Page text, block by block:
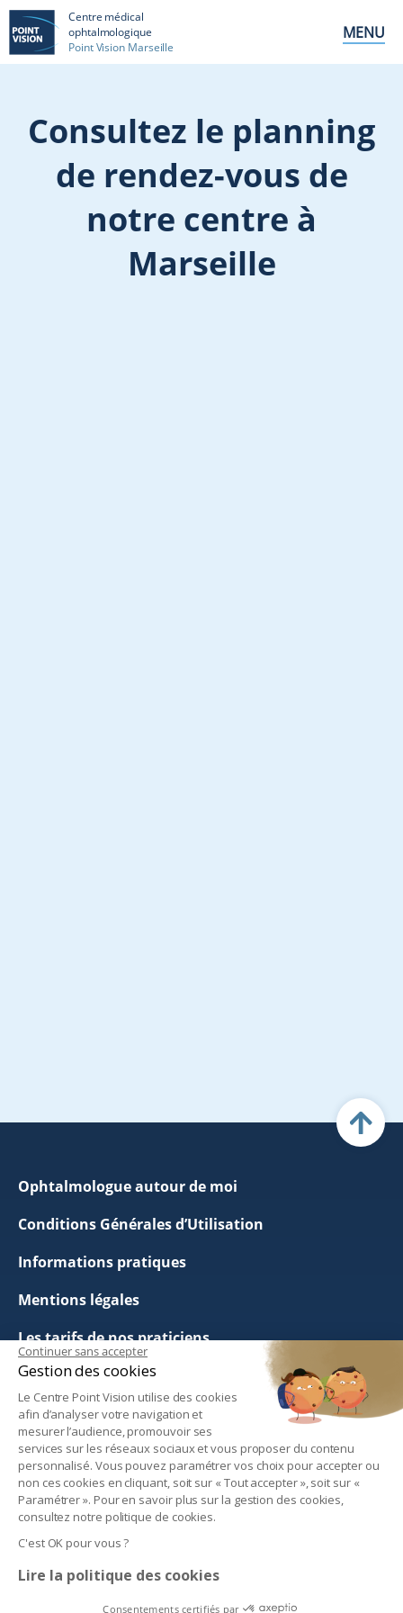
Centre médical
ophtalmologique
Point Vision Marseille
MENU
Consultez le planning
de rendez-vous de
notre centre à
Marseille
Ophtalmologue autour de moi
Conditions Générales d’Utilisation
Informations pratiques
Mentions légales
Les tarifs de nos praticiens
Politique de Confidentialité
Questions Fréquentes
Politique de Gestion des Cookies
Suivez-nous :
Continuer sans accepter
Gestion des cookies
Le Centre Point Vision utilise des cookies
afin d’analyser votre navigation et
mesurer l’audience, promouvoir ses
services sur les réseaux sociaux et vous proposer du contenu
personnalisé. Vous pouvez paramétrer vos choix pour accepter ou
non ces cookies en cliquant, soit sur « Tout accepter », soit sur «
Paramétrer ». Pour en savoir plus sur la gestion des cookies,
consultez notre politique de cookies.
C'est OK pour vous ?
Lire la politique des cookies
Consentements certifiés par